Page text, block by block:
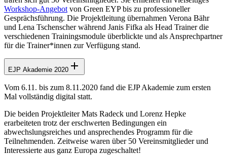
Workshop-Angebot von Green EYP bis zu professioneller
Gesprächsführung. Die Projektleitung übernahmen Verona Bähr
und Lena Tschenscher während Janis Fifka als Head Trainer die
verschiedenen Trainingsmodule überblickte und als Ansprechpartner
für die Trainer*innen zur Verfügung stand.
EJP Akademie 2020
Vom 6.11. bis zum 8.11.2020 fand die EJP Akademie zum ersten
Mal vollständig digital statt.
Die beiden Projektleiter Mats Radeck und Lorenz Hepke
erarbeiteten trotz der erschwerten Bedingungen ein
abwechslungsreiches und ansprechendes Programm für die
Teilnehmenden. Zeitweise waren über 50 Vereinsmitglieder und
Interessierte aus ganz Europa zugeschaltet!